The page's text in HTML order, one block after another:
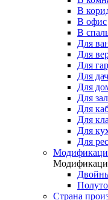
В
В офис
В
Для
Для
Для
Для
Для
Для
Для
Для
Для
Для
Страна